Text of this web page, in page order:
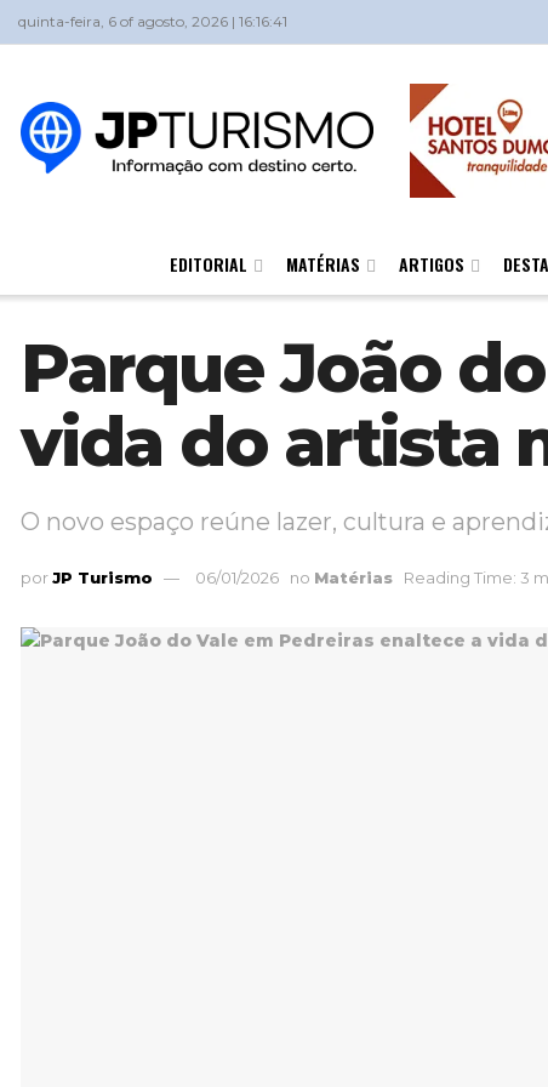
quinta-feira, 6 of agosto, 2026 | 16:16:41
EDITORIAL MATÉRIAS ARTIGOS
Parque João
vida do artista
O novo espaço reúne lazer, cultura e
porJP Turismo 06/01/2026 no Matérias Reading Time: 3